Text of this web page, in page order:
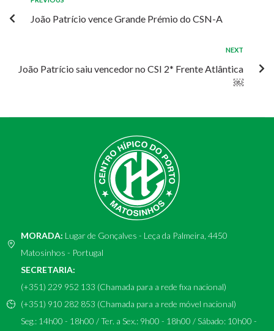
João Patrício vence Grande Prémio do CSN-A
NEXT
João Patrício saiu vencedor no CSI 2* Frente Atlântica
￼
MORADA: Lugar de Gonçalves - Leça da Palmeira, 4450
Matosinhos - Portugal
SECRETARIA:
(+351) 229 952 133 (Chamada para a rede fixa nacional)
(+351) 910 282 853 (Chamada para a rede móvel nacional)
Seg.: 14h00 - 18h00 / Ter. a Sex.: 9h00 - 18h00 / Sábado: 10h00 -